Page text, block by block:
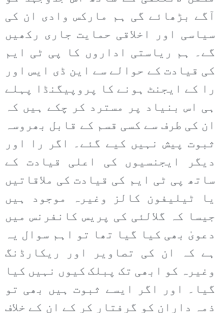
آگے بڑھائے گی ہم مارکس وادی ان کی
سیاسی اور اخلاقی حمایت جاری رکھیں
گے۔ ہم ریاستی اداروں کا پی ٹی ایم
کی قیادت کے حوالے سے این ڈی ایس اور
را کے ایجنٹ ہونے کا پروپیگنڈا پہلے
ہی اس بنیاد پر مسترد کر چکے ہیں کہ
ان کی طرف سے کسی قسم کے قابل بھروسہ
ثبوت پیش نہیں کیے گئے۔ اگر را اور
دیگر ایجنسیوں کی اعلی قیادت کے
ساتھ پی ٹی ایم کی قیادت کی ملاقاتیں
یا ٹیلیفون کالز وغیرہ موجود ہیں
جیسا کہ گلالئی کی پریس کانفرنس میں
دعویٰ بھی کیا گیا تھا تو اہم سوال یہ
ہے کہ ان کی تصاویر اور ریکارڈنگ
وغیرہ کو ابھی تک پبلک کیوں نہیں کیا
گیا۔ اور اگر ایسے ثبوت ہیں بھی تو
ذمہ داران کو گرفتار کر کے ان کے خلاف